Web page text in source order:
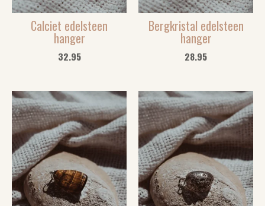
Calciet edelsteen
hanger
32.95
Bergkristal edelsteen
hanger
28.95